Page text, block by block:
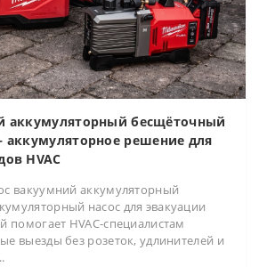
аккумуляторный бесщёточный
аккумуляторное решение для
HVAC
вакуумний аккумуляторный
насос для эвакуации
помогает HVAC-специалистам
выезды без розеток, удлинителей и